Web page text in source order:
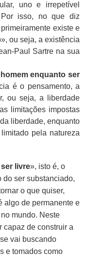
uno e irrepetível
Por isso, no que diz
existe e
ou seja, a existência
Paul Sartre na sua
enquanto ser
é o pensamento, a
ou seja, a liberdade
limitações impostas
liberdade, enquanto
pela natureza
livre», isto é, o
do ser substanciado,
o que quiser,
algo de permanente e
mundo. Neste
capaz de construir a
vai buscando
e tomados como